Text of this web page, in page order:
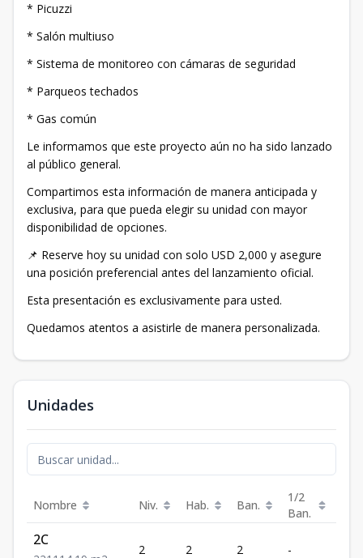
* Picuzzi
* Salón multiuso
* Sistema de monitoreo con cámaras de seguridad
* Parqueos techados
* Gas común
Le informamos que este proyecto aún no ha sido lanzado
al público general.
Compartimos esta información de manera anticipada y
exclusiva, para que pueda elegir su unidad con mayor
disponibilidad de opciones.
📌 Reserve hoy su unidad con solo USD 2,000 y asegure
una posición preferencial antes del lanzamiento oficial.
Esta presentación es exclusivamente para usted.
Quedamos atentos a asistirle de manera personalizada.
Unidades
Nombre Niv. Hab. Ban.
1/2
Ban.
2C
2 2 2 -